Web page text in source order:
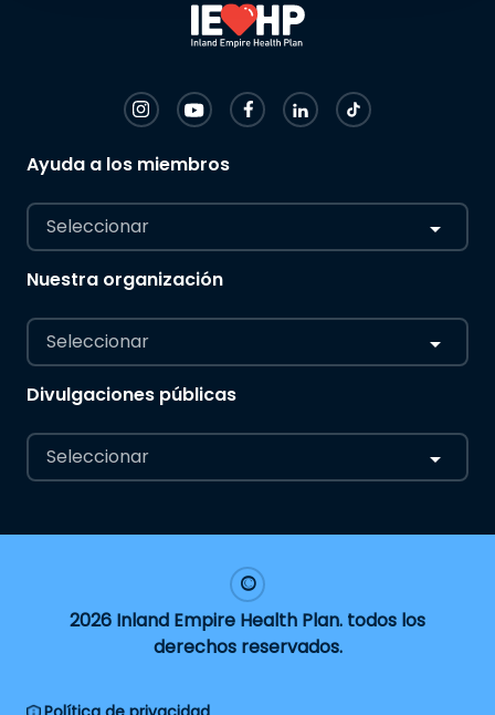
Ayuda a los miembros
Seleccionar
Nuestra organización
Seleccionar
Divulgaciones públicas
Seleccionar
2026 Inland Empire Health Plan. todos los
derechos reservados.